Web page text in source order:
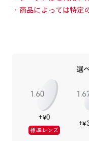
・商品によっては特定
・店舗とオンラインシ
重量感がありインパク
レーム。
知的でクールな印象の
艶とカラーの発色が美
選
+¥0
標準レンズ